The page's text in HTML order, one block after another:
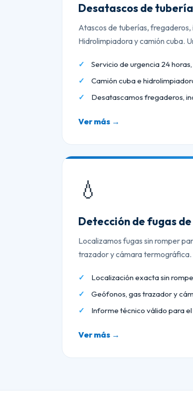
Desatascos de
Atascos de tuberías,
Hidrolimpiadora y camión cuba.
Servicio de urgencia 24
Camión cuba e
Desatascamos fregaderos,
Ver más →
💧
Detección de fugas
Localizamos fugas sin romper
trazador y cámara termográfica.
Localización exacta sin
Geófonos, gas trazador y
Informe técnico válido para
Ver más →